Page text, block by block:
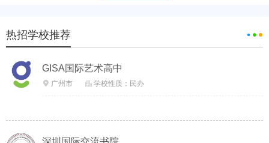
热招学校推荐
GISA国际艺术高中
 广州市  学校性质：民办